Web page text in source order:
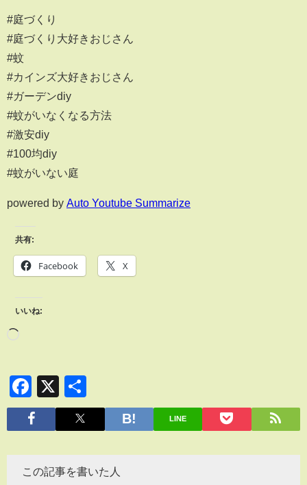
#庭づくり
#庭づくり大好きおじさん
#蚊
#カインズ大好きおじさん
#ガーデンdiy
#蚊がいなくなる方法
#激安diy
#100均diy
#蚊がいない庭
powered by Auto Youtube Summarize
共有:
Facebook X
いいね:
Facebook
X
有
LINE
この記事を書いた人